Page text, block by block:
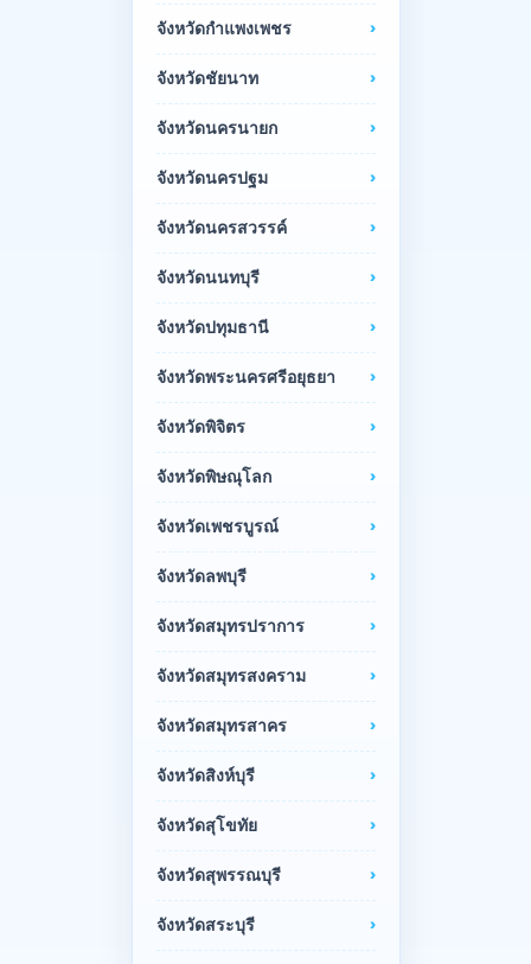
จังหวัดกำแพงเพชร
จังหวัดชัยนาท
จังหวัดนครนายก
จังหวัดนครปฐม
จังหวัดนครสวรรค์
จังหวัดนนทบุรี
จังหวัดปทุมธานี
จังหวัดพระนครศรีอยุธยา
จังหวัดพิจิตร
จังหวัดพิษณุโลก
จังหวัดเพชรบูรณ์
จังหวัดลพบุรี
จังหวัดสมุทรปราการ
จังหวัดสมุทรสงคราม
จังหวัดสมุทรสาคร
จังหวัดสิงห์บุรี
จังหวัดสุโขทัย
จังหวัดสุพรรณบุรี
จังหวัดสระบุรี